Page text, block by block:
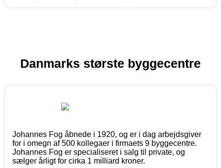
Danmarks største byggecentre
Johannes Fog åbnede i 1920, og er i dag arbejdsgiver
for i omegn af 500 kollegaer i firmaets 9 byggecentre.
Johannes Fog er specialiseret i salg til private, og
sælger årligt for cirka 1 milliard kroner.